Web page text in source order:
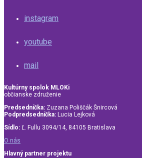
instagram
youtube
mail
Kultúrny spolok MLOKi
občianske združenie
Predsedníčka: Zuzana Poliščák Šnircová
Podpredsedníčka: Lucia Lejková
Sídlo: Ľ. Fullu 3094/14, 84105 Bratislava
O nás
Hlavný partner projektu